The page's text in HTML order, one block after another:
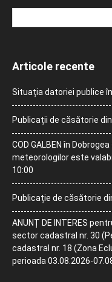
Articole recente
Situația datoriei publice
Publicații de căsătorie
COD GALBEN în
meteorologilor este
10:00
Publicație de căsătorie
ANUNȚ DE INTERES
sector cadastral nr. 30
cadastral nr. 18 (Zona
perioada 03.08.2026-